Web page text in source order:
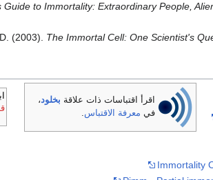
Guide to Immortality: Extraordinary People,
(2003). The Immortal Cell: One Scientist's
اقرأ اقتباسات ذات علاقة بخلود،
في معرفة الاقتباس.
Immortality